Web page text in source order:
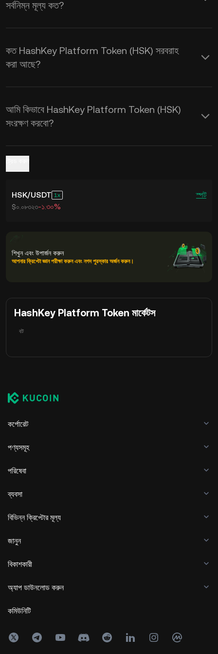
করুন।
সর্বনিম্ন মূল্য কত?
কত HashKey Platform Token (HSK) সরবরাহ
করা আছে?
আমি কিভাবে HashKey Platform Token (HSK)
সংরক্ষণ করবো?
HSK/USDT 1 স্পট
$০.০৮৩২৩-১.৩০%
শিখুন এবং উপার্জন করুন
আপনার ক্রিপ্টো জ্ঞান পরীক্ষা করুন এবং নগদ পুরস্কার অর্জন করুন।
HashKey Platform Token মার্কেটস
বট
কর্পোরেট
পণ্যসমূহ
পরিষেবা
ব্যবসা
বিভিন্ন ক্রিপ্টোর মূল্য
জানুন
বিকাশকারী
অ্যাপ ডাউনলোড করুন
কমিউনিটি